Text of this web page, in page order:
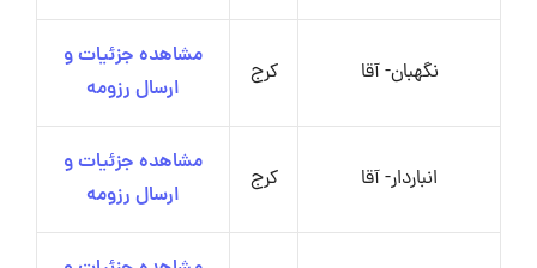
نگهبان- آقا کرج
مشاهده جزئیات و
ارسال رزومه
انباردار- آقا کرج
مشاهده جزئیات و
ارسال رزومه